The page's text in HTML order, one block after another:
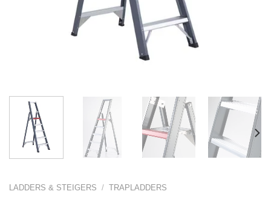
LADDERS & STEIGERS / TRAPLADDERS